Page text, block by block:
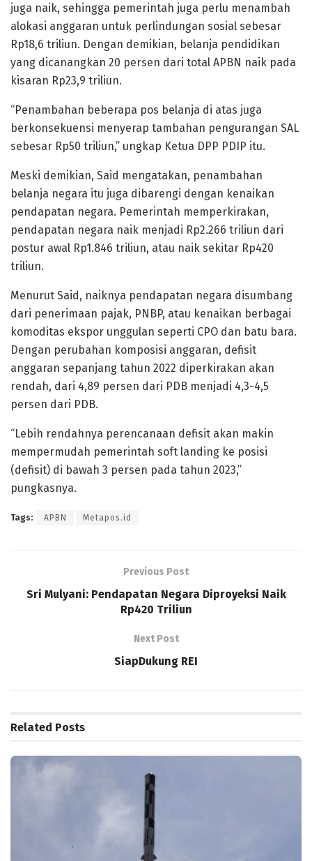
juga naik, sehingga pemerintah juga perlu menambah
alokasi anggaran untuk perlindungan sosial sebesar
Rp18,6 triliun. Dengan demikian, belanja pendidikan
yang dicanangkan 20 persen dari total APBN naik pada
kisaran Rp23,9 triliun.
“Penambahan beberapa pos belanja di atas juga
berkonsekuensi menyerap tambahan pengurangan SAL
sebesar Rp50 triliun,” ungkap Ketua DPP PDIP itu.
Meski demikian, Said mengatakan, penambahan
belanja negara itu juga dibarengi dengan kenaikan
pendapatan negara. Pemerintah memperkirakan,
pendapatan negara naik menjadi Rp2.266 triliun dari
postur awal Rp1.846 triliun, atau naik sekitar Rp420
triliun.
Menurut Said, naiknya pendapatan negara disumbang
dari penerimaan pajak, PNBP, atau kenaikan berbagai
komoditas ekspor unggulan seperti CPO dan batu bara.
Dengan perubahan komposisi anggaran, defisit
anggaran sepanjang tahun 2022 diperkirakan akan
rendah, dari 4,89 persen dari PDB menjadi 4,3-4,5
persen dari PDB.
“Lebih rendahnya perencanaan defisit akan makin
mempermudah pemerintah soft landing ke posisi
(defisit) di bawah 3 persen pada tahun 2023,”
pungkasnya.
Tags: APBN Metapos.id
Previous Post
Sri Mulyani: Pendapatan Negara Diproyeksi Naik
Rp420 Triliun
Next Post
SiapDukung REI
Related Posts